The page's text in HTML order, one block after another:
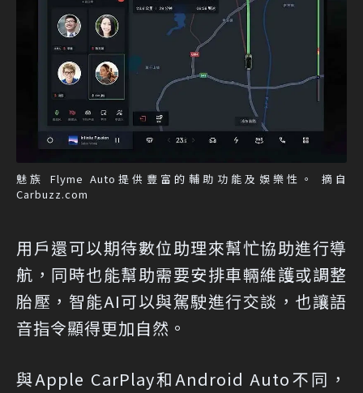
魅族 Flyme Auto提供豐富的輔助功能及娛樂性。 摘自
Carbuzz.com
用戶還可以期待數位助理來幫忙協助進行導
航，同時也能幫助需要安排車輛維護或調整
胎壓，智能AI可以與駕駛進行交談，也讓語
音指令顯得更加自然。
與Apple CarPlay和Android Auto不同，